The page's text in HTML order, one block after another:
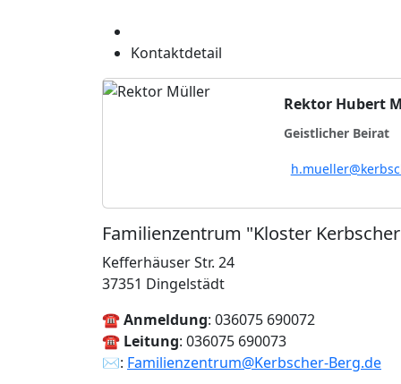
Kontaktdetail
Rektor Hubert
Geistlicher Beirat
Familienzentrum "Kloster
Kefferhäuser Str. 24
37351 Dingelstädt
☎Anmeldung: 036075 690072
☎ Leitung: 036075 690073
✉: Familienzentrum@Kerbscher-Berg.de